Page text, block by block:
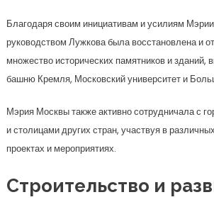
Благодаря своим инициативам и усилиям
руководством Лужкова была восстановлена и
множество исторических памятников и зданий,
башню Кремля, Московский университет и
Мэрия Москвы также активно сотрудничала с
и столицами других стран, участвуя в
проектах и мероприятиях.
Строительство и